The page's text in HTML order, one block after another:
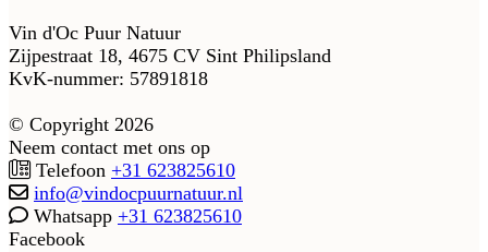
Vin d'Oc Puur Natuur
Zijpestraat 18, 4675 CV Sint Philipsland
KvK-nummer: 57891818
© Copyright 2026
Neem contact met ons op
Telefoon +31 623825610
info@vindocpuurnatuur.nl
Whatsapp +31 623825610
Facebook